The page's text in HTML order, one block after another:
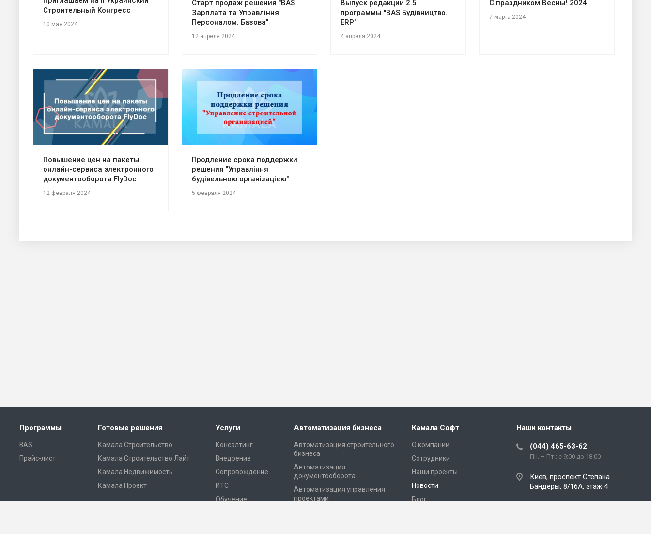
Строительный Конгресс
10 мая 2024
Старт продаж решения "BAS
Зарплата та Управління
Персоналом. Базова"
12 апреля 2024
Выпуск редакции 2.5
программы "BAS Будівництво.
ERP"
4 апреля 2024
С праздником Весны! 2024
7 марта 2024
Повышение цен на пакеты
онлайн-сервиса электронного
документооборота FlyDoc
12 февраля 2024
Продление срока поддержки
решения "Управління
будівельною організацією"
5 февраля 2024
Программы
BAS
Прайс-лист
Готовые решения
Камала Строительство
Камала Строительство Лайт
Камала Недвижимость
Камала Проект
Услуги
Консалтинг
Внедрение
Сопровождение
ИТС
Обучение
Автоматизация бизнеса
Автоматизация строительного
бизнеса
Автоматизация
документооборота
Автоматизация управления
проектами
Камала Софт
О компании
Сотрудники
Наши проекты
Новости
Блог
Наши контакты
(044) 465-63-62
Пн. – Пт.: с 9:00 до 18:00
Киев, проспект Степана
Бандеры, 8/16А, этаж 4